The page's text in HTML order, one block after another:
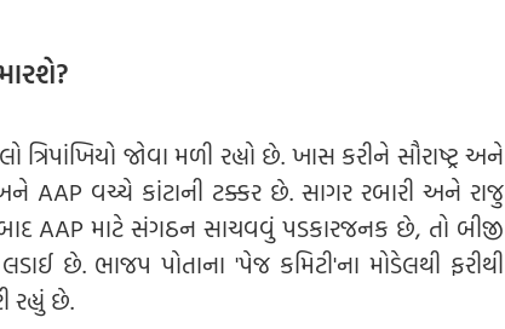
જોવા મળી રહ્યો છે. ખાસ કરીને સૌરાષ્ટ્ર અને
AAP વચ્ચે કાંટાની ટક્કર છે. સાગર રબારી અને રાજુ
AAP માટે સંગઠન સાચવવું પડકારજનક છે, તો બીજી
છે. ભાજપ પોતાના 'પેજ કમિટી'ના મોડેલથી ફરીથી
રહ્યું છે.